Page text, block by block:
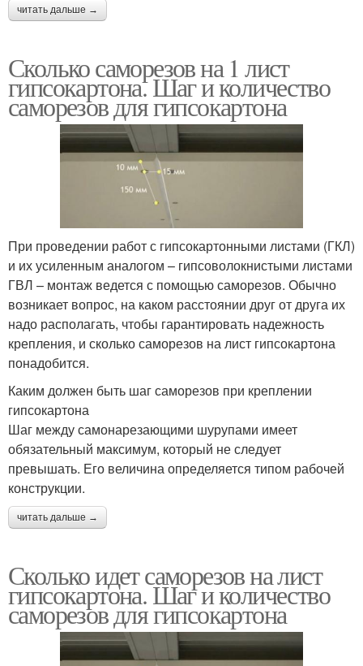
читать дальше →
Сколько саморезов на 1 лист
гипсокартона. Шаг и количество
саморезов для гипсокартона
При проведении работ с гипсокартонными листами (ГКЛ)
и их усиленным аналогом – гипсоволокнистыми листами
ГВЛ – монтаж ведется с помощью саморезов. Обычно
возникает вопрос, на каком расстоянии друг от друга их
надо располагать, чтобы гарантировать надежность
крепления, и сколько саморезов на лист гипсокартона
понадобится.
Каким должен быть шаг саморезов при креплении
гипсокартона
Шаг между самонарезающими шурупами имеет
обязательный максимум, который не следует
превышать. Его величина определяется типом рабочей
конструкции.
читать дальше →
Сколько идет саморезов на лист
гипсокартона. Шаг и количество
саморезов для гипсокартона